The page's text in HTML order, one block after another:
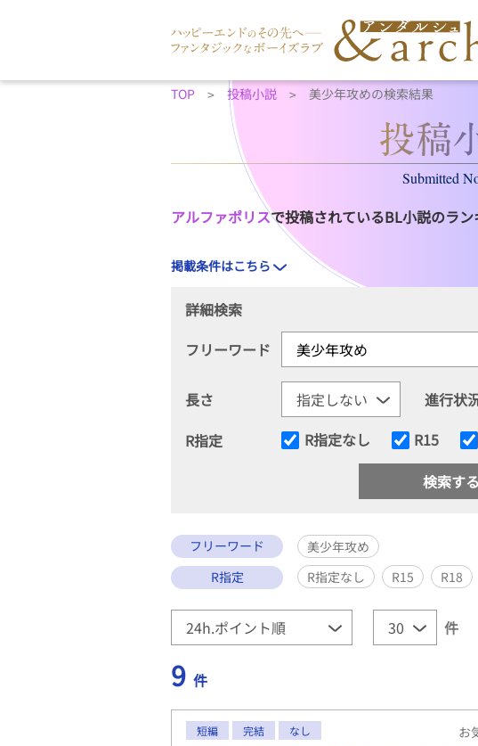
TOP 投稿小説 美少年攻めの検索結果
Submitted
アルファポリスで投稿されているBL小説のラン
掲載条件はこちら
詳細検索
フリーワード
長さ
進行状
R指定
R指定なし R15
フリーワード
美少年攻め
R指定
R指定なし R15 R18
件
9 件
短編 完結 なし お